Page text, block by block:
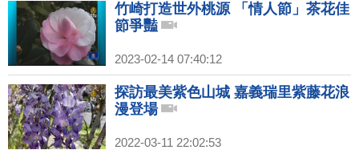
竹崎打造世外桃源 「情人節」茶花佳
節爭豔
2023-02-14 07:40:12
探訪最美紫色山城 嘉義瑞里紫藤花浪
漫登場
2022-03-11 22:02:53